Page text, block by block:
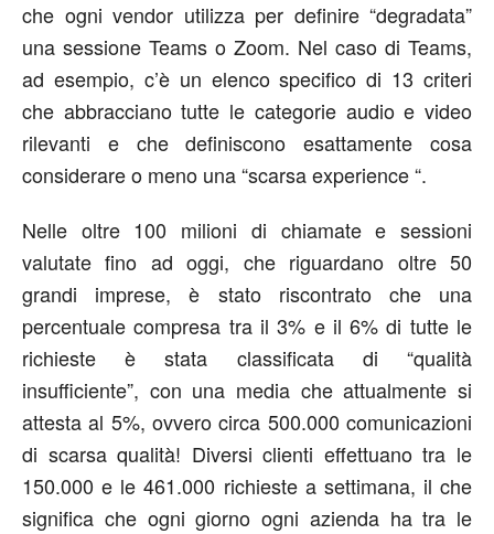
che ogni vendor utilizza per definire “degradata”
una sessione Teams o Zoom. Nel caso di Teams,
ad esempio, c’è un elenco specifico di 13 criteri
che abbracciano tutte le categorie audio e video
rilevanti e che definiscono esattamente cosa
considerare o meno una “scarsa experience “.
Nelle oltre 100 milioni di chiamate e sessioni
valutate fino ad oggi, che riguardano oltre 50
grandi imprese, è stato riscontrato che una
percentuale compresa tra il 3% e il 6% di tutte le
richieste è stata classificata di “qualità
insufficiente”, con una media che attualmente si
attesta al 5%, ovvero circa 500.000 comunicazioni
di scarsa qualità! Diversi clienti effettuano tra le
150.000 e le 461.000 richieste a settimana, il che
significa che ogni giorno ogni azienda ha tra le